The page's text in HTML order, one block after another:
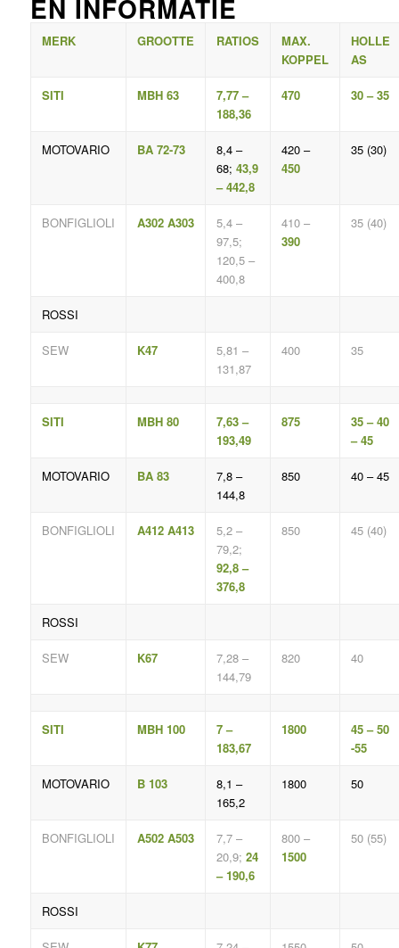
EN INFORMATIE
MERK GROOTTE RATIOS
MAX.
KOPPEL
HOLLE
AS
SITI MBH 63
7,77 –
188,36
470 30 – 35
MOTOVARIO BA 72-73
8,4 –
68; 43,9
– 442,8
420 –
450
35 (30)
BONFIGLIOLI A302 A303
5,4 –
97,5;
120,5 –
400,8
410 –
390
35 (40)
ROSSI
SEW K47
5,81 –
131,87
400 35
SITI MBH 80
7,63 –
193,49
875
35 – 40
– 45
MOTOVARIO BA 83
7,8 –
144,8
850 40 – 45
BONFIGLIOLI A412 A413
5,2 –
79,2;
92,8 –
376,8
850 45 (40)
ROSSI
SEW K67
7,28 –
144,79
820 40
SITI MBH 100
7 –
183,67
1800
45 – 50
-55
MOTOVARIO B 103
8,1 –
165,2
1800 50
BONFIGLIOLI A502 A503
7,7 –
20,9; 24
– 190,6
800 –
1500
50 (55)
ROSSI